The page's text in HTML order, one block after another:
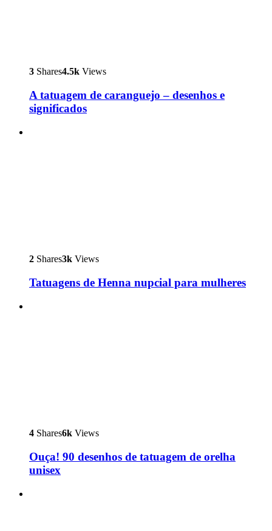
3 Shares4.5k Views
A tatuagem de caranguejo – desenhos e
significados
2 Shares3k Views
Tatuagens de Henna nupcial para mulheres
4 Shares6k Views
Ouça! 90 desenhos de tatuagem de orelha
unisex